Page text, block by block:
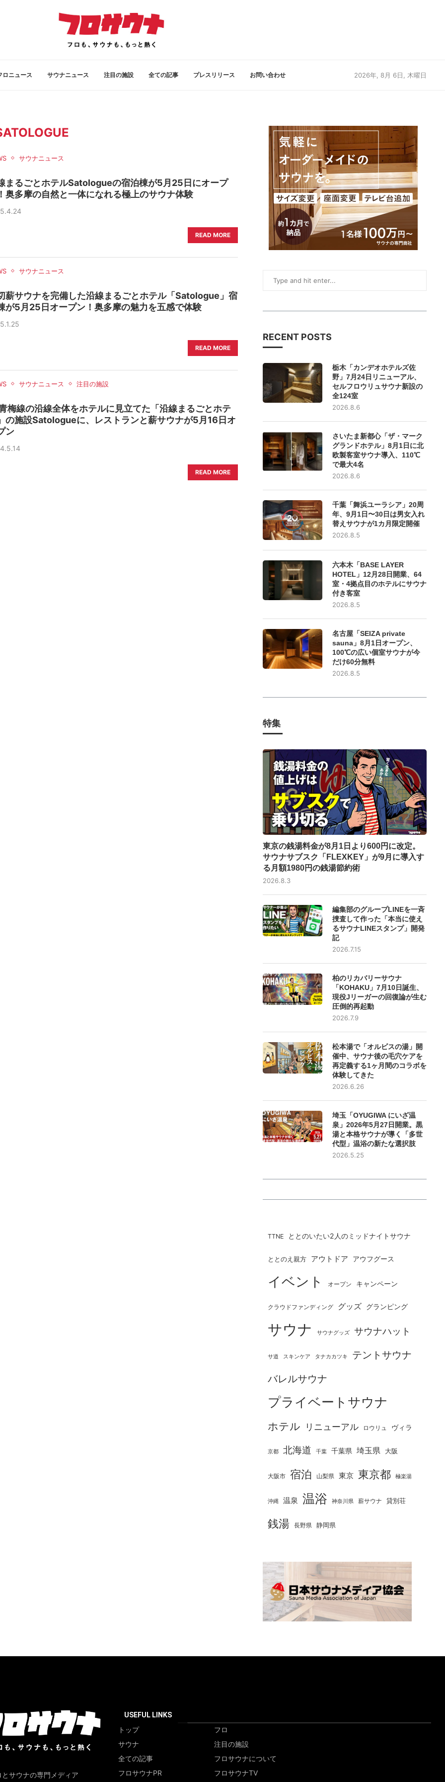
ロニュース サウナニュース 注目の施設 全ての記事 プレスリリース お問い合わせ 2026年, 8月 6日, 木曜日
サウナニュース
まるごとホテルSatologueの宿泊棟が5月25日にオープ
奥多摩の自然と一体になれる極上のサウナ体験
READ MORE
サウナニュース
薪サウナを完備した沿線まるごとホテル「Satologue」宿
が5月25日オープン！奥多摩の魅力を五感で体験
READ MORE
サウナニュース 注目の施設
梅線の沿線全体をホテルに見立てた「沿線まるごとホテ
の施設Satologueに、レストランと薪サウナが5月16日オ
ン
READ MORE
RECENT POSTS
栃木「カンデオホテルズ佐
野」7月24日リニューアル、
セルフロウリュサウナ新設の
全124室
2026.8.6
さいたま新都心「ザ・マーク
グランドホテル」8月1日に北
欧製客室サウナ導入、110℃
で最大4名
2026.8.6
千葉「舞浜ユーラシア」20周
年、9月1日〜30日は男女入れ
替えサウナが1カ月限定開催
2026.8.5
六本木「BASE LAYER
HOTEL」12月28日開業、64
室・4拠点目のホテルにサウナ
付き客室
2026.8.5
名古屋「SEIZA private
sauna」8月1日オープン、
100℃の広い個室サウナが今
だけ60分無料
2026.8.5
特集
東京の銭湯料金が8月1日より600円に改定。
サウナサブスク「FLEXKEY」が9月に導入す
る月額1980円の銭湯節約術
2026.8.3
編集部のグループLINEを一斉
捜査して作った「本当に使え
るサウナLINEスタンプ」開発
記
2026.7.15
柏のリカバリーサウナ
「KOHAKU」7月10日誕生、
現役Jリーガーの回復論が生む
圧倒的再起動
2026.7.9
松本湯で「オルビスの湯」開
催中、サウナ後の毛穴ケアを
再定義する1ヶ月間のコラボを
体験してきた
2026.6.26
埼玉「OYUGIWA にいざ温
泉」2026年5月27日開業。黒
湯と本格サウナが導く「多世
代型」温浴の新たな選択肢
2026.5.25
TTNE ととのいたい2人のミッドナイトサウナ
ととのえ親方 アウトドア アウフグース
イベント オープン キャンペーン
クラウドファンディング グッズ グランピング
サウナ サウナグッズ サウナハット
サ道 スキンケア タナカカツキ
テントサウナ
バレルサウナ
プライベートサウナ
ホテル リニューアル ロウリュ ヴィラ
京都 北海道 千葉 千葉県 埼玉県 大阪
大阪市 宿泊 山梨県 東京 東京都 極楽湯
沖縄 温泉 温浴 神奈川県 薪サウナ 貸別荘
銭湯 長野県 静岡県
とサウナの専門メディア
USEFUL LINKS
トップ
フロ
サウナ
注目の施設
全ての記事
フロサウナについて
フロサウナPR
フロサウナTV